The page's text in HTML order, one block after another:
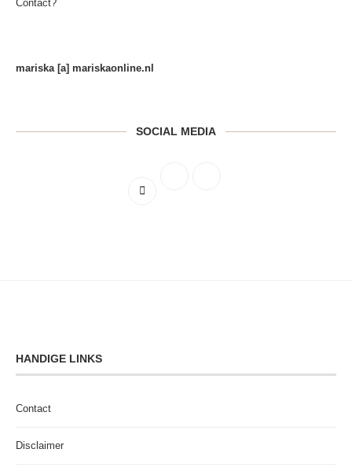
Contact?
mariska [a] mariskaonline.nl
SOCIAL MEDIA
HANDIGE LINKS
Contact
Disclaimer